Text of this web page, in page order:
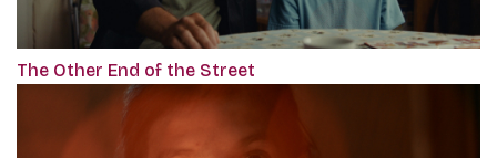
The Other End of the Street